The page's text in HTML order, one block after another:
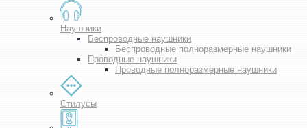
Наушники
Беспроводные наушники
Беспроводные полноразмерные наушники
Проводные наушники
Проводные полноразмерные наушники
Стилусы